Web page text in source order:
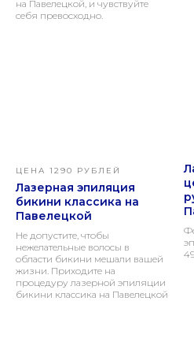
на Павелецкой, и чувствуйте
себя превосходно.
ЦЕНА 1290 РУБЛЕЙ
Лазерная эпиляция
бикини классика на
Павелецкой
Не допустите, чтобы
нежелательные волосы в
области бикини мешали вашей
жизни. Приходите на
процедуру лазерной эпиляции
бикини классика на Павелецкой